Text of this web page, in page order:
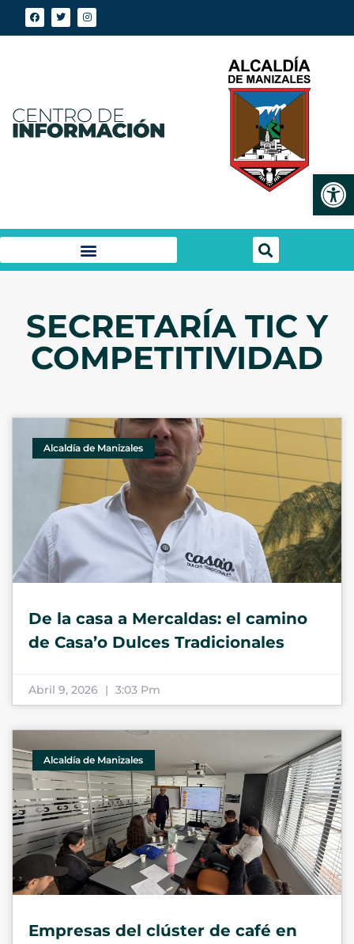
SECRETARÍA TIC Y
COMPETITIVIDAD
Alcaldía de Manizales
De la casa a Mercaldas: el camino
de Casa’o Dulces Tradicionales
Abril 9, 2026 3:03 Pm
Alcaldía de Manizales
Empresas del clúster de café en